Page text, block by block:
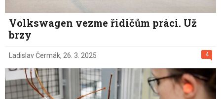
Volkswagen vezme řidičům práci. Už
brzy
4
Ladislav Čermák, 26. 3. 2025